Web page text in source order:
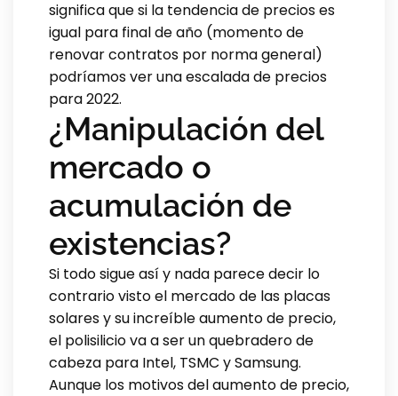
significa que si la tendencia de precios es
igual para final de año (momento de
renovar contratos por norma general)
podríamos ver una escalada de precios
para 2022.
¿Manipulación del
mercado o
acumulación de
existencias?
Si todo sigue así y nada parece decir lo
contrario visto el mercado de las placas
solares y su increíble aumento de precio,
el polisilicio va a ser un quebradero de
cabeza para Intel, TSMC y Samsung.
Aunque los motivos del aumento de precio,